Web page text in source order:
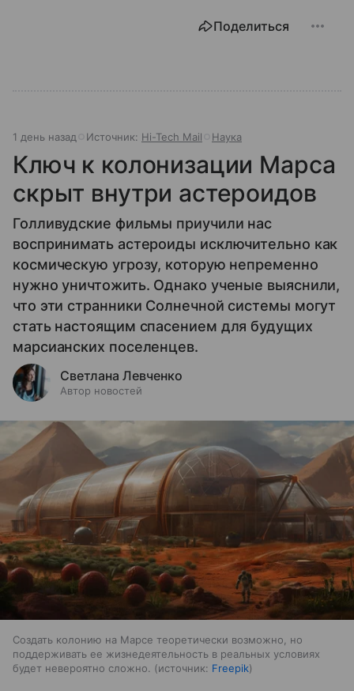
Поделиться
1 день назад Источник: Hi-Tech Mail Наука
Ключ к колонизации Марса
скрыт внутри астероидов
Голливудские фильмы приучили нас
воспринимать астероиды исключительно как
космическую угрозу, которую непременно
нужно уничтожить. Однако ученые выяснили,
что эти странники Солнечной системы могут
стать настоящим спасением для будущих
марсианских поселенцев.
Светлана Левченко
Автор новостей
Создать колонию на Марсе теоретически возможно, но
поддерживать ее жизнедеятельность в реальных условиях
будет невероятно сложно.
источник: Freepik